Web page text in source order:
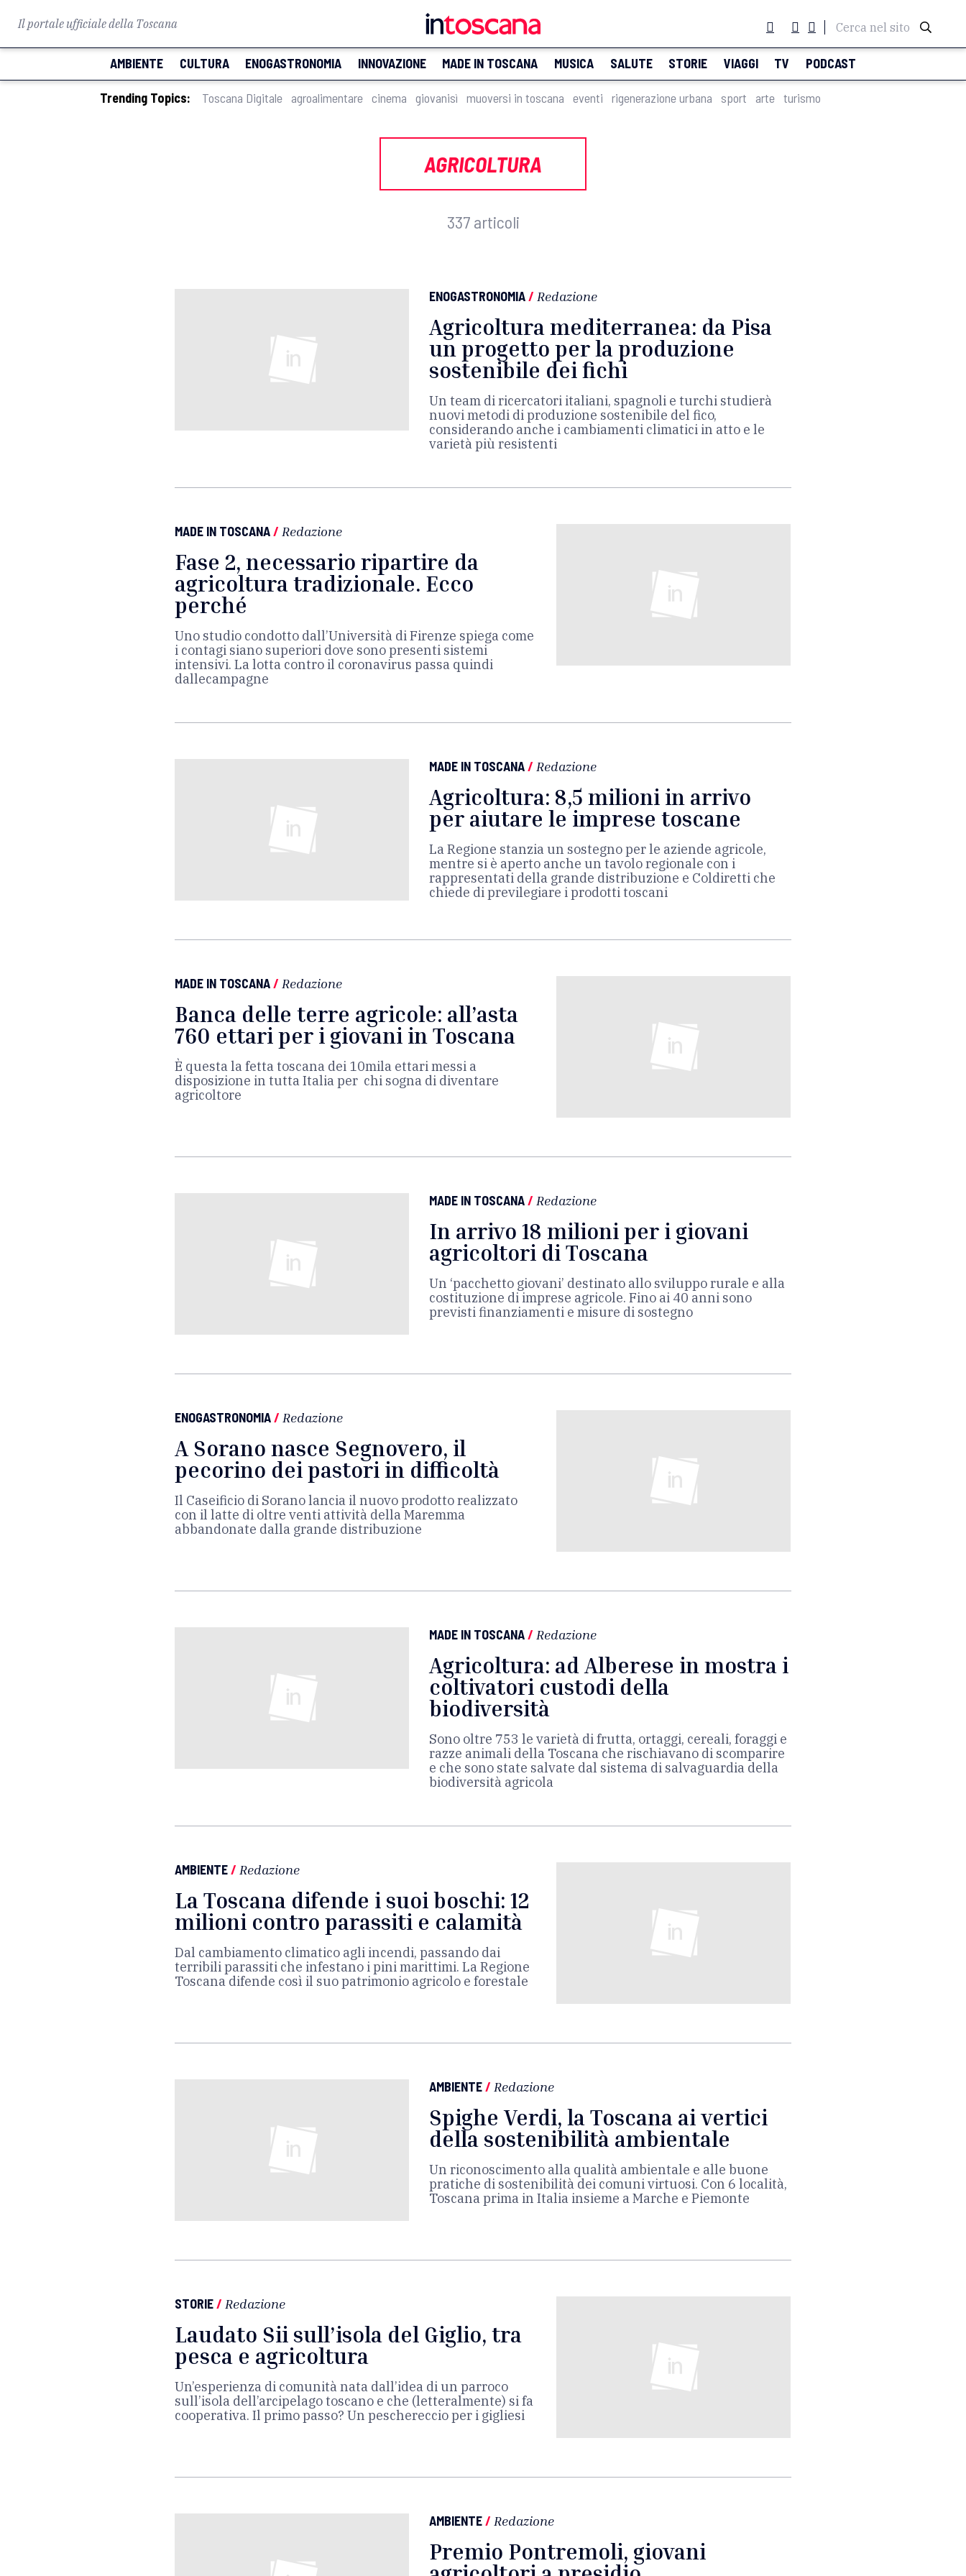
Il portale ufficiale della Toscana Cerca nel sito
AMBIENTE CULTURA ENOGASTRONOMIA INNOVAZIONE MADE IN TOSCANA MUSICA SALUTE STORIE VIAGGI TV PODCAST
Trending Topics: Toscana Digitale agroalimentare cinema giovanisì muoversi in toscana eventi rigenerazione urbana sport arte turismo
AGRICOLTURA
337 articoli
ENOGASTRONOMIA/ Redazione
Agricoltura mediterranea: da Pisa
un progetto per la produzione
sostenibile dei fichi
Un team di ricercatori italiani, spagnoli e turchi studierà
nuovi metodi di produzione sostenibile del fico,
considerando anche i cambiamenti climatici in atto e le
varietà più resistenti
MADE IN TOSCANA/ Redazione
Fase 2, necessario ripartire da
agricoltura tradizionale. Ecco
perché
Uno studio condotto dall’Università di Firenze spiega come
i contagi siano superiori dove sono presenti sistemi
intensivi. La lotta contro il coronavirus passa quindi
dallecampagne
MADE IN TOSCANA/ Redazione
Agricoltura: 8,5 milioni in arrivo
per aiutare le imprese toscane
La Regione stanzia un sostegno per le aziende agricole,
mentre si è aperto anche un tavolo regionale con i
rappresentati della grande distribuzione e Coldiretti che
chiede di previlegiare i prodotti toscani
MADE IN TOSCANA/ Redazione
Banca delle terre agricole: all’asta
760 ettari per i giovani in Toscana
È questa la fetta toscana dei 10mila ettari messi a
disposizione in tutta Italia per chi sogna di diventare
agricoltore
MADE IN TOSCANA/ Redazione
In arrivo 18 milioni per i giovani
agricoltori di Toscana
Un ‘pacchetto giovani’ destinato allo sviluppo rurale e alla
costituzione di imprese agricole. Fino ai 40 anni sono
previsti finanziamenti e misure di sostegno
ENOGASTRONOMIA/ Redazione
A Sorano nasce Segnovero, il
pecorino dei pastori in difficoltà
Il Caseificio di Sorano lancia il nuovo prodotto realizzato
con il latte di oltre venti attività della Maremma
abbandonate dalla grande distribuzione
MADE IN TOSCANA/ Redazione
Agricoltura: ad Alberese in mostra i
coltivatori custodi della
biodiversità
Sono oltre 753 le varietà di frutta, ortaggi, cereali, foraggi e
razze animali della Toscana che rischiavano di scomparire
e che sono state salvate dal sistema di salvaguardia della
biodiversità agricola
AMBIENTE/ Redazione
La Toscana difende i suoi boschi: 12
milioni contro parassiti e calamità
Dal cambiamento climatico agli incendi, passando dai
terribili parassiti che infestano i pini marittimi. La Regione
Toscana difende così il suo patrimonio agricolo e forestale
AMBIENTE/ Redazione
Spighe Verdi, la Toscana ai vertici
della sostenibilità ambientale
Un riconoscimento alla qualità ambientale e alle buone
pratiche di sostenibilità dei comuni virtuosi. Con 6 località,
Toscana prima in Italia insieme a Marche e Piemonte
STORIE/ Redazione
Laudato Sii sull’isola del Giglio, tra
pesca e agricoltura
Un’esperienza di comunità nata dall’idea di un parroco
sull’isola dell’arcipelago toscano e che (letteralmente) si fa
cooperativa. Il primo passo? Un peschereccio per i gigliesi
AMBIENTE/ Redazione
Premio Pontremoli, giovani